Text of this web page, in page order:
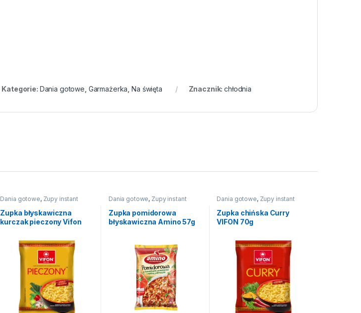
Kategorie: Dania gotowe Garmażerka ,Na święta Znacznik:chłodnia
Dania gotowe, Zupy instant
Zupka błyskawiczna
kurczak pieczony Vifon
Dania gotowe, Zupy instant
Zupka pomidorowa
błyskawiczna Amino 57g
Dania gotowe, Zupy instant
Zupka chińska Curry
VIFON 70g